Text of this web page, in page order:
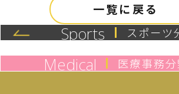
一覧に戻る
Sports スポーツ
Medical 医療事務